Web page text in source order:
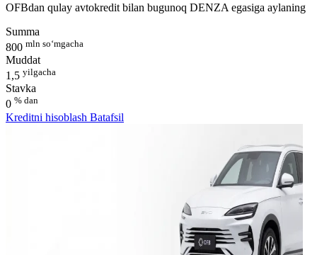
OFBdan qulay avtokredit bilan bugunoq DENZA egasiga aylaning
Summa
800 mln so‘mgacha
Muddat
1,5 yilgacha
Stavka
0 % dan
Kreditni hisoblash Batafsil